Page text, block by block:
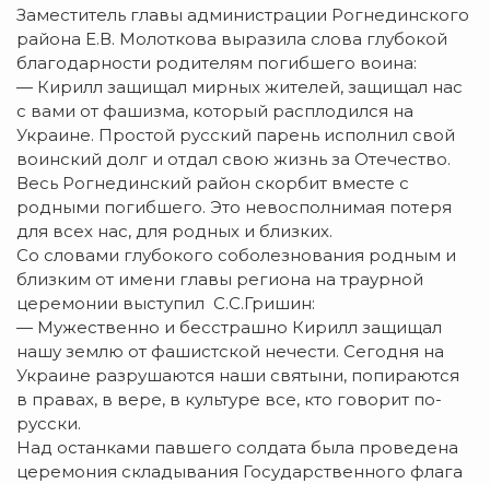
Заместитель главы администрации Рогнединского
района Е.В. Молоткова выразила слова глубокой
благодарности родителям погибшего воина:
— Кирилл защищал мирных жителей, защищал нас
с вами от фашизма, который расплодился на
Украине. Простой русский парень исполнил свой
воинский долг и отдал свою жизнь за Отечество.
Весь Рогнединский район скорбит вместе с
родными погибшего. Это невосполнимая потеря
для всех нас, для родных и близких.
Со словами глубокого соболезнования родным и
близким от имени главы региона на траурной
церемонии выступил С.С.Гришин:
— Мужественно и бесстрашно Кирилл защищал
нашу землю от фашистской нечести. Сегодня на
Украине разрушаются наши святыни, попираются
в правах, в вере, в культуре все, кто говорит по-
русски.
Над останками павшего солдата была проведена
церемония складывания Государственного флага